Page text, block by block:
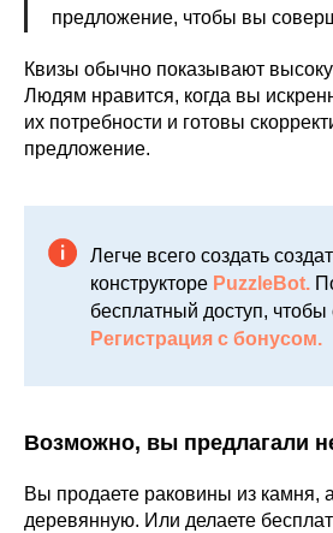
предложение, чтобы вы
Квизы обычно показывают
Людям нравится, когда вы
их потребности и готовы
предложение.
Легче всего создать
конструкторе PuzzleBot.
бесплатный доступ,
Регистрация с бонусом.
Возможно, вы предлагали
Вы продаете раковины из камня,
деревянную. Или делаете